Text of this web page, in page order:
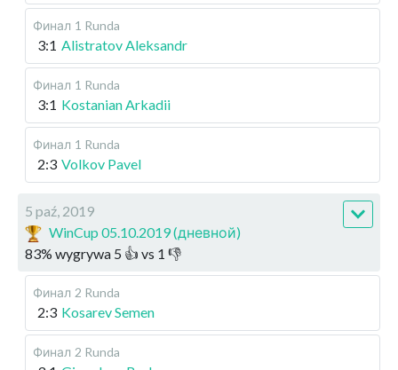
Финал 1 Runda
3:1 Alistratov Aleksandr
Финал 1 Runda
3:1 Kostanian Arkadii
Финал 1 Runda
2:3 Volkov Pavel
5 paź, 2019
WinCup 05.10.2019 (дневной)
83% wygrywa 5 👍 vs 1 👎
Финал 2 Runda
2:3 Kosarev Semen
Финал 2 Runda